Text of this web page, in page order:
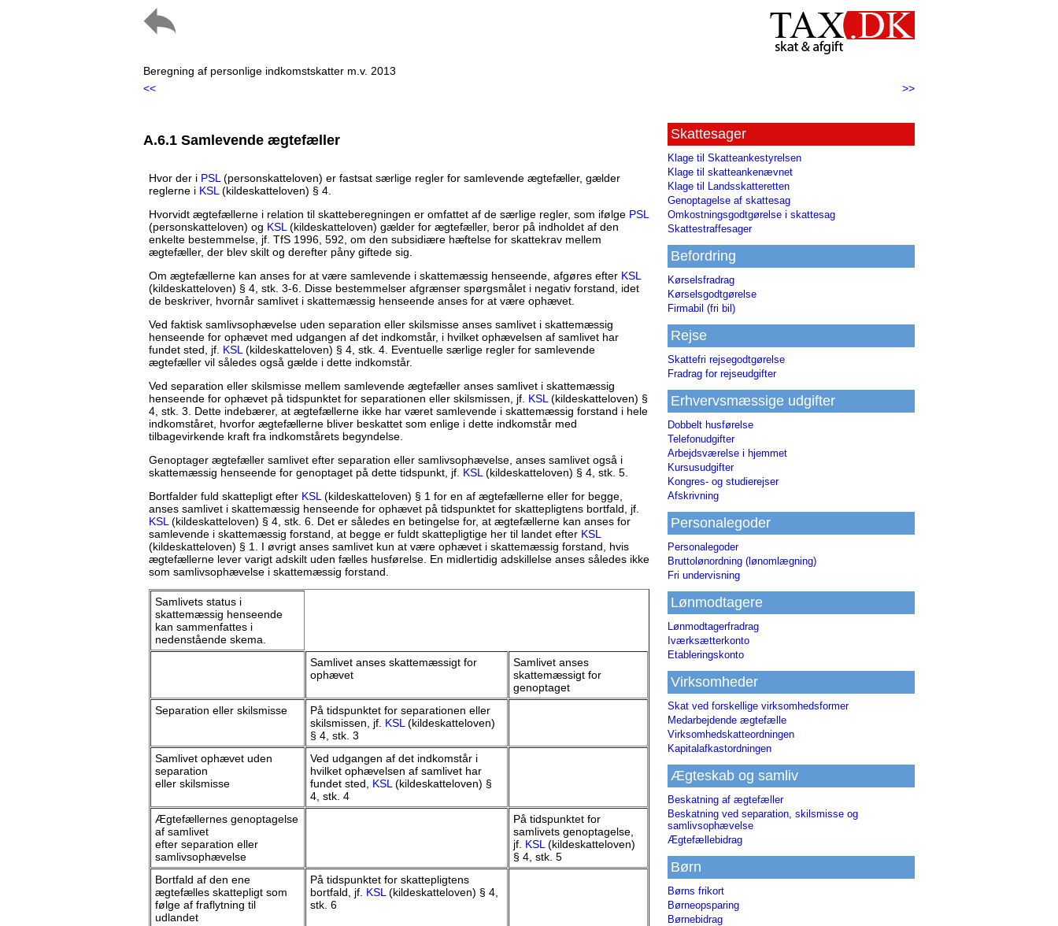
Beregning af personlige indkomstskatter m.v. 2013
<<
>>
A.6.1 Samlevende ægtefæller
Hvor der i PSL (personskatteloven) er fastsat særlige regler for samlevende ægtefæller, gælder
reglerne i KSL (kildeskatteloven) § 4.
Hvorvidt ægtefællerne i relation til skatteberegningen er omfattet af de særlige regler, som ifølge PSL
(personskatteloven) og KSL (kildeskatteloven) gælder for ægtefæller, beror på indholdet af den
enkelte bestemmelse, jf. TfS 1996, 592, om den subsidiære hæftelse for skattekrav mellem
ægtefæller, der blev skilt og derefter påny giftede sig.
Om ægtefællerne kan anses for at være samlevende i skattemæssig henseende, afgøres efter KSL
(kildeskatteloven) § 4, stk. 3-6. Disse bestemmelser afgrænser spørgsmålet i negativ forstand, idet
de beskriver, hvornår samlivet i skattemæssig henseende anses for at være ophævet.
Ved faktisk samlivsophævelse uden separation eller skilsmisse anses samlivet i skattemæssig
henseende for ophævet med udgangen af det indkomstår, i hvilket ophævelsen af samlivet har
fundet sted, jf. KSL (kildeskatteloven) § 4, stk. 4. Eventuelle særlige regler for samlevende
ægtefæller vil således også gælde i dette indkomstår.
Ved separation eller skilsmisse mellem samlevende ægtefæller anses samlivet i skattemæssig
henseende for ophævet på tidspunktet for separationen eller skilsmissen, jf. KSL (kildeskatteloven) §
4, stk. 3. Dette indebærer, at ægtefællerne ikke har været samlevende i skattemæssig forstand i hele
indkomståret, hvorfor ægtefællerne bliver beskattet som enlige i dette indkomstår med
tilbagevirkende kraft fra indkomstårets begyndelse.
Genoptager ægtefæller samlivet efter separation eller samlivsophævelse, anses samlivet også i
skattemæssig henseende for genoptaget på dette tidspunkt, jf. KSL (kildeskatteloven) § 4, stk. 5.
Bortfalder fuld skattepligt efter KSL (kildeskatteloven) § 1 for en af ægtefællerne eller for begge,
anses samlivet i skattemæssig henseende for ophævet på tidspunktet for skattepligtens bortfald, jf.
KSL (kildeskatteloven) § 4, stk. 6. Det er således en betingelse for, at ægtefællerne kan anses for
samlevende i skattemæssig forstand, at begge er fuldt skattepligtige her til landet efter KSL
(kildeskatteloven) § 1. I øvrigt anses samlivet kun at være ophævet i skattemæssig forstand, hvis
ægtefællerne lever varigt adskilt uden fælles husførelse. En midlertidig adskillelse anses således ikke
som samlivsophævelse i skattemæssig forstand.
Samlivets status i
skattemæssig henseende
kan sammenfattes i
nedenstående skema.
Samlivet anses skattemæssigt for
ophævet
Samlivet anses
skattemæssigt for
genoptaget
Separation eller skilsmisse
På tidspunktet for separationen eller
skilsmissen, jf. KSL (kildeskatteloven)
§ 4, stk. 3
Samlivet ophævet uden
separation
eller skilsmisse
Ved udgangen af det indkomstår i
hvilket ophævelsen af samlivet har
fundet sted, KSL (kildeskatteloven) §
4, stk. 4
Ægtefællernes genoptagelse
af samlivet
efter separation eller
samlivsophævelse
På tidspunktet for
samlivets genoptagelse,
jf. KSL (kildeskatteloven)
§ 4, stk. 5
Bortfald af den ene
ægtefælles skattepligt som
følge af fraflytning til
udlandet
På tidspunktet for skattepligtens
bortfald, jf. KSL (kildeskatteloven) § 4,
stk. 6
Skattesager
Klage til Skatteankestyrelsen
Klage til skatteankenævnet
Klage til Landsskatteretten
Genoptagelse af skattesag
Omkostningsgodtgørelse i skattesag
Skattestraffesager
Befordring
Kørselsfradrag
Kørselsgodtgørelse
Firmabil (fri bil)
Rejse
Skattefri rejsegodtgørelse
Fradrag for rejseudgifter
Erhvervsmæssige udgifter
Dobbelt husførelse
Telefonudgifter
Arbejdsværelse i hjemmet
Kursusudgifter
Kongres- og studierejser
Afskrivning
Personalegoder
Personalegoder
Bruttolønordning (lønomlægning)
Fri undervisning
Lønmodtagere
Lønmodtagerfradrag
Iværksætterkonto
Etableringskonto
Virksomheder
Skat ved forskellige virksomhedsformer
Medarbejdende ægtefælle
Virksomhedskatteordningen
Kapitalafkastordningen
Ægteskab og samliv
Beskatning af ægtefæller
Beskatning ved separation, skilsmisse og
samlivsophævelse
Ægtefællebidrag
Børn
Børns frikort
Børneopsparing
Børnebidrag